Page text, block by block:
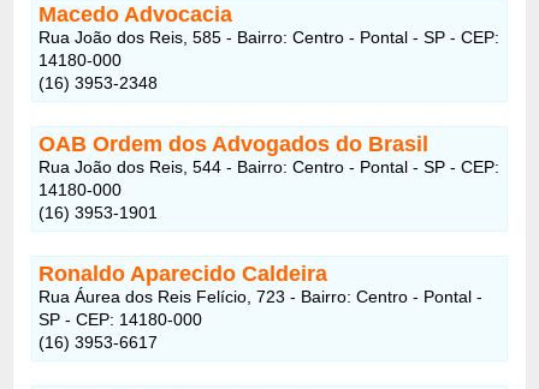
Macedo Advocacia
Rua João dos Reis, 585 - Bairro: Centro - Pontal - SP - CEP:
14180-000
(16) 3953-2348
OAB Ordem dos Advogados do Brasil
Rua João dos Reis, 544 - Bairro: Centro - Pontal - SP - CEP:
14180-000
(16) 3953-1901
Ronaldo Aparecido Caldeira
Rua Áurea dos Reis Felício, 723 - Bairro: Centro - Pontal -
SP - CEP: 14180-000
(16) 3953-6617